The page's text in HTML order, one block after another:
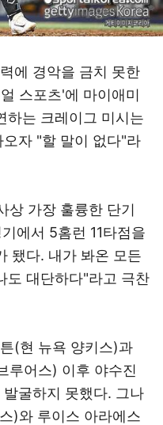
에 경악을 금치 못한
스포츠'에 마이애미
하는 크레이그 미시는
자 "할 말이 없다"라
상 가장 훌륭한 단기
에서 5홈런 11타점을
됐다. 내가 봐온 모든
도 대단하다"라고 극찬
(현 뉴욕 양키스)과
루어스) 이후 야수진
굴하지 못했다. 그나
)와 루이스 아라에스